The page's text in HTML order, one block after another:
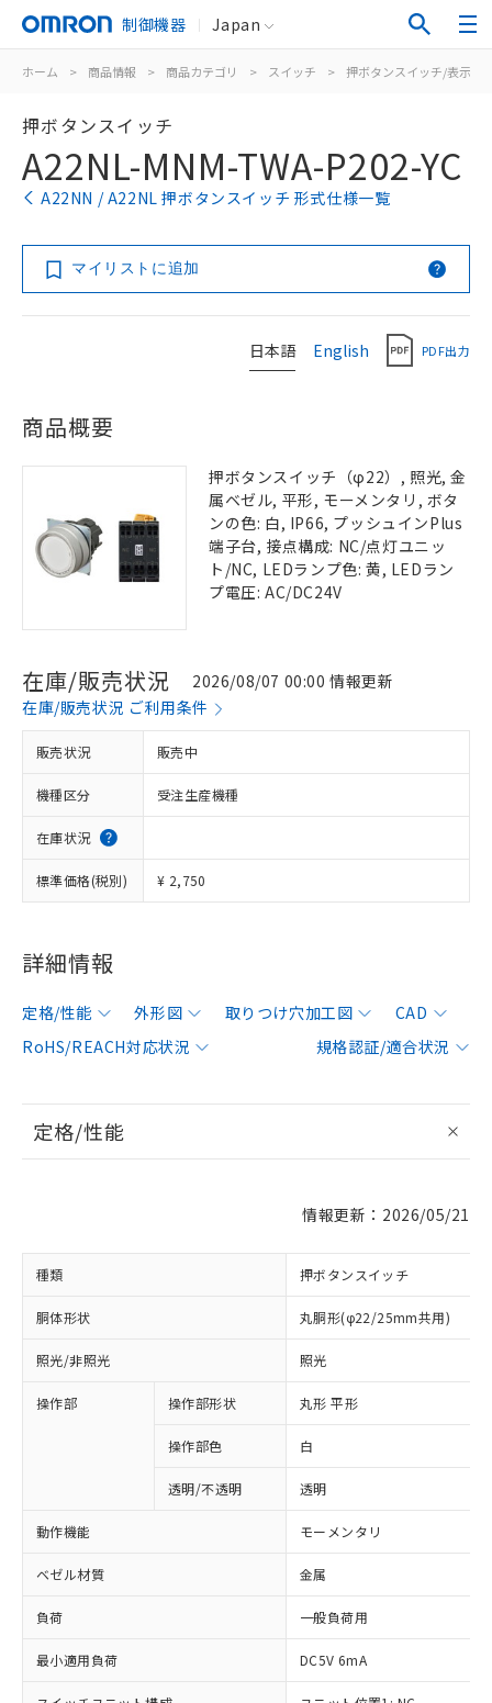
制御機器 Japan
ホーム > 商品情報 > 商品カテゴリ > スイッチ > 押ボタンスイッチ/表示灯
押ボタンスイッチ
A22NL-MNM-TWA-P202-YC
A22NN / A22NL 押ボタンスイッチ 形式仕様一覧
マイリストに追加
日本語 English PDF出力
商品概要
押ボタンスイッチ（φ22）, 照光, 金
属ベゼル, 平形, モーメンタリ, ボタ
ンの色: 白, IP66, プッシュインPlus
端子台, 接点構成: NC/点灯ユニッ
ト/NC, LEDランプ色: 黄, LEDラン
プ電圧: AC/DC24V
在庫/販売状況
2026/08/07 00:00 情報更新
在庫/販売状況 ご利用条件
販売状況 販売中
機種区分 受注生産機種
在庫状況
標準価格(税別) ¥ 2,750
詳細情報
定格/性能 外形図 取りつけ穴加工図
CAD
RoHS/REACH対応状況
規格認証/適合状況
定格/性能
情報更新：2026/05/21
種類 押ボタンスイッチ
胴体形状 丸胴形(φ22/25mm共用)
照光/非照光 照光
操作部 操作部形状 丸形 平形
操作部色 白
透明/不透明 透明
動作機能 モーメンタリ
ベゼル材質 金属
負荷 一般負荷用
最小適用負荷 DC5V 6mA